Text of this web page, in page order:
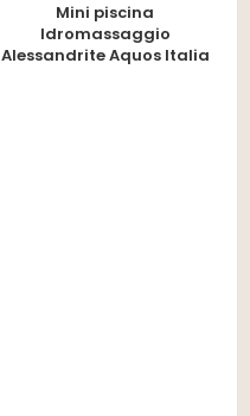
Mini piscina
Idromassaggio
Alessandrite Aquos Italia